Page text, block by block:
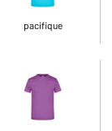
pacifique